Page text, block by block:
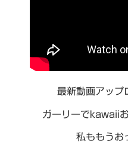
最新動画アップ
ガーリーでkawaii
私ももうお